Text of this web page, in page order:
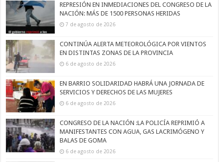
REPRESIÓN EN INMEDIACIONES DEL CONGRESO DE LA
NACIÓN: MÁS DE 1500 PERSONAS HERIDAS
7 de agosto de 2026
CONTINÚA ALERTA METEOROLÓGICA POR VIENTOS
EN DISTINTAS ZONAS DE LA PROVINCIA
6 de agosto de 2026
EN BARRIO SOLIDARIDAD HABRÁ UNA JORNADA DE
SERVICIOS Y DERECHOS DE LAS MUJERES
6 de agosto de 2026
CONGRESO DE LA NACIÓN :LA POLICÍA REPRIMIÓ A
MANIFESTANTES CON AGUA, GAS LACRIMÓGENO Y
BALAS DE GOMA
6 de agosto de 2026